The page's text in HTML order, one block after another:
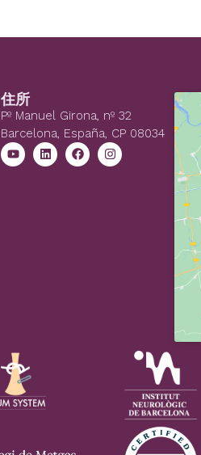
住所
Pº Manuel Girona, nº 32
Barcelona, España, CP 08034